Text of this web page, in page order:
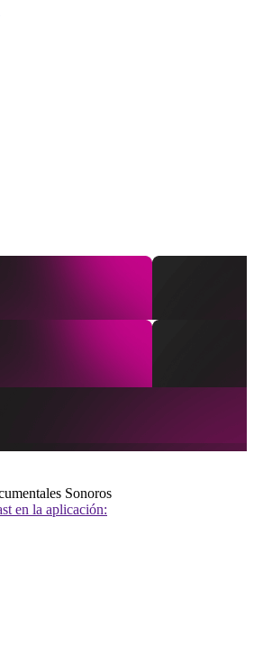
Sonoros
en la aplicación: